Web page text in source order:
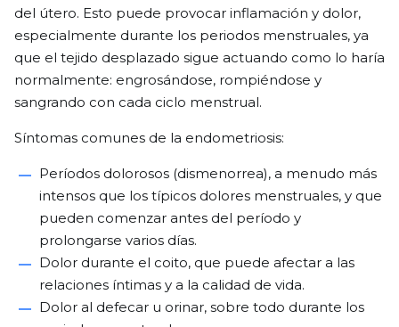
del útero. Esto puede provocar inflamación y dolor,
especialmente durante los periodos menstruales, ya
que el tejido desplazado sigue actuando como lo haría
normalmente: engrosándose, rompiéndose y
sangrando con cada ciclo menstrual.
Síntomas comunes de la endometriosis:
Períodos dolorosos (dismenorrea), a menudo más
intensos que los típicos dolores menstruales, y que
pueden comenzar antes del período y
prolongarse varios días.
Dolor durante el coito, que puede afectar a las
relaciones íntimas y a la calidad de vida.
Dolor al defecar u orinar, sobre todo durante los